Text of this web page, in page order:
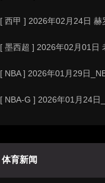
[ 西甲 ] 2026年02月24日 赫罗纳
[ 墨西超 ] 2026年02月01日 老虎大
[ NBA ] 2026年01月29日_NBA 马
[ NBA-G ] 2026年01月24日_风城公牛
体育新闻